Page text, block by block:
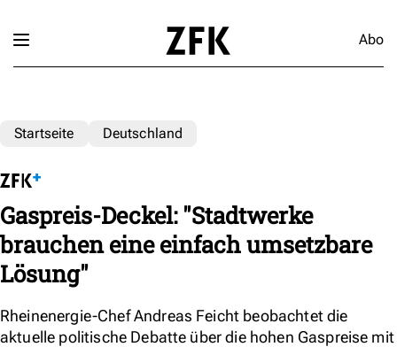
Abo
Startseite Deutschland
Gaspreis-Deckel: "Stadtwerke
brauchen eine einfach umsetzbare
Lösung"
Rheinenergie-Chef Andreas Feicht beobachtet die
aktuelle politische Debatte über die hohen Gaspreise mit